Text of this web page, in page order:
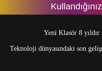
Yeni Klasör 8
Teknoloji dünyasındaki son